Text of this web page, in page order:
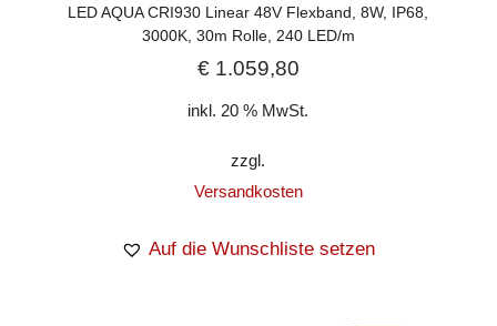
LED AQUA CRI930 Linear 48V Flexband, 8W, IP68,
3000K, 30m Rolle, 240 LED/m
€1.059,80
inkl. 20 % MwSt.
zzgl.
Versandkosten
Auf die Wunschliste setzen